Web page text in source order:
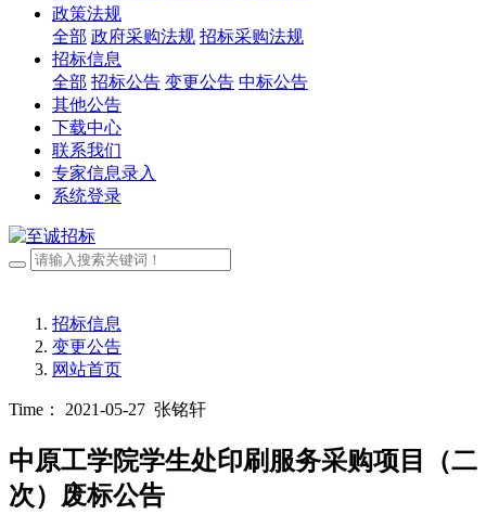
政策法规
全部 政府采购法规 招标采购法规
招标信息
全部 招标公告 变更公告 中标公告
其他公告
下载中心
联系我们
专家信息录入
系统登录
招标信息
变更公告
网站首页
Time： 2021-05-27 张铭轩
中原工学院学生处印刷服务采购项目（二
次）废标公告